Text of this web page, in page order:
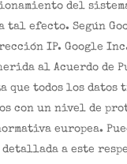
del
tal efecto. Según
IP. Google
al Acuerdo de
que todos los datos
con un nivel de
europea.
a este